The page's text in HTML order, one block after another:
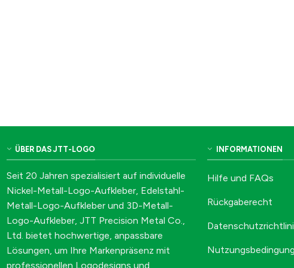
ÜBER DAS JTT-LOGO
Seit 20 Jahren spezialisiert auf individuelle
Nickel-Metall-Logo-Aufkleber, Edelstahl-
Metall-Logo-Aufkleber und 3D-Metall-
Logo-Aufkleber, JTT Precision Metal Co.,
Ltd. bietet hochwertige, anpassbare
Lösungen, um Ihre Markenpräsenz mit
professionellen Logodesigns und
INFORMATIONEN
Hilfe und FAQs
Rückgaberecht